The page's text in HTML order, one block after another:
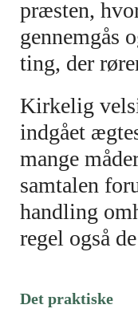
præsten,
gennemgås
ting, der
Kirkelig
indgået
mange
samtalen
handling
regel også
Det praktiske